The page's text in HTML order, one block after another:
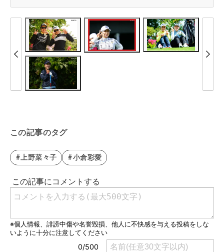
この記事のタグ
#上野菜々子 #小倉彩愛